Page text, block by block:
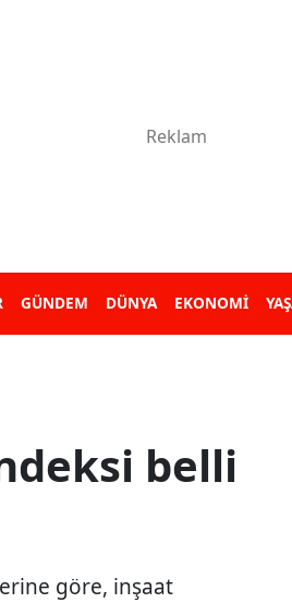
GÜNDEM DÜNYA EKONOMİ
belli
göre, inşaat